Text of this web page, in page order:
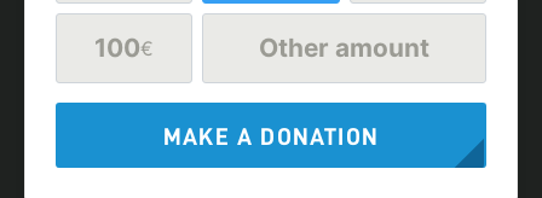
100€ Other amount
MAKE A DONATION